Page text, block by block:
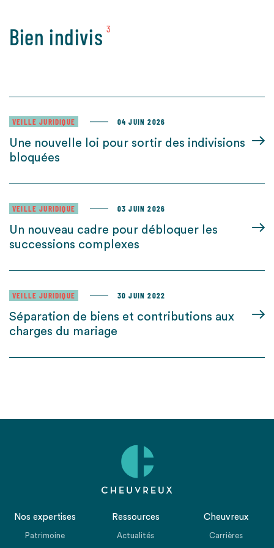
Bien indivis 3
VEILLE JURIDIQUE 04 JUIN 2026
Une nouvelle loi pour sortir des indivisions
bloquées
VEILLE JURIDIQUE 03 JUIN 2026
Un nouveau cadre pour débloquer les
successions complexes
VEILLE JURIDIQUE 30 JUIN 2022
Séparation de biens et contributions aux
charges du mariage
Nos expertises
Patrimoine
Ressources
Actualités
Cheuvreux
Carrières